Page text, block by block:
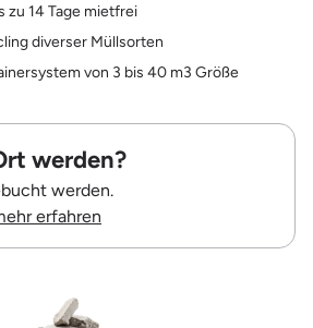
zu 14 Tage mietfrei
diverser Müllsorten
von 3 bis 40 m3 Größe
werden?
werden.
erfahren